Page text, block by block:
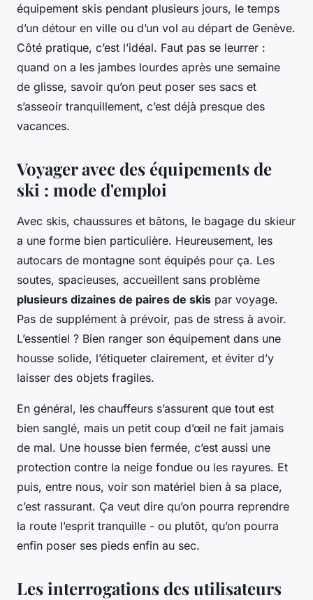
équipement skis pendant plusieurs jours, le temps
d’un détour en ville ou d’un vol au départ de Genève.
Côté pratique, c’est l’idéal. Faut pas se leurrer :
quand on a les jambes lourdes après une semaine
de glisse, savoir qu’on peut poser ses sacs et
s’asseoir tranquillement, c’est déjà presque des
vacances.
Voyager avec des équipements de
ski : mode d'emploi
Avec skis, chaussures et bâtons, le bagage du skieur
a une forme bien particulière. Heureusement, les
autocars de montagne sont équipés pour ça. Les
soutes, spacieuses, accueillent sans problème
plusieurs dizaines de paires de skis par voyage.
Pas de supplément à prévoir, pas de stress à avoir.
L’essentiel ? Bien ranger son équipement dans une
housse solide, l’étiqueter clairement, et éviter d’y
laisser des objets fragiles.
En général, les chauffeurs s’assurent que tout est
bien sanglé, mais un petit coup d’œil ne fait jamais
de mal. Une housse bien fermée, c’est aussi une
protection contre la neige fondue ou les rayures. Et
puis, entre nous, voir son matériel bien à sa place,
c’est rassurant. Ça veut dire qu’on pourra reprendre
la route l’esprit tranquille - ou plutôt, qu’on pourra
enfin poser ses pieds enfin au sec.
Les interrogations des utilisateurs